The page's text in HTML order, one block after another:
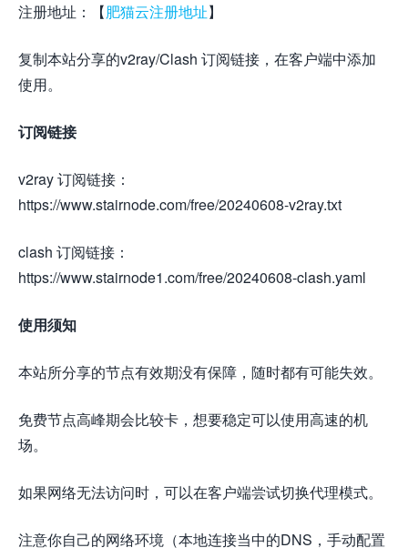
注册地址：【肥猫云注册地址】
复制本站分享的v2ray/Clash 订阅链接，在客户端中添加
使用。
订阅链接
v2ray 订阅链接：
https://www.stairnode.com/free/20240608-v2ray.txt
clash 订阅链接：
https://www.stairnode1.com/free/20240608-clash.yaml
使用须知
本站所分享的节点有效期没有保障，随时都有可能失效。
免费节点高峰期会比较卡，想要稳定可以使用高速的机
场。
如果网络无法访问时，可以在客户端尝试切换代理模式。
注意你自己的网络环境（本地连接当中的DNS，手动配置